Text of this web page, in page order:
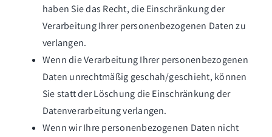
haben Sie das Recht, die Einschränkung der
Verarbeitung Ihrer personenbezogenen Daten zu
verlangen.
Wenn die Verarbeitung Ihrer personenbezogenen
Daten unrechtmäßig geschah/geschieht, können
Sie statt der Löschung die Einschränkung der
Datenverarbeitung verlangen.
Wenn wir Ihre personenbezogenen Daten nicht